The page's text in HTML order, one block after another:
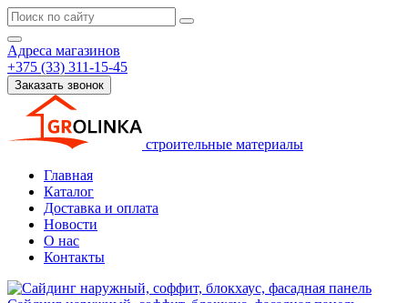
Адреса магазинов
+375 (33) 311-15-45
Заказать звонок
строительные материалы
Главная
Каталог
Доставка и оплата
Новости
О нас
Контакты